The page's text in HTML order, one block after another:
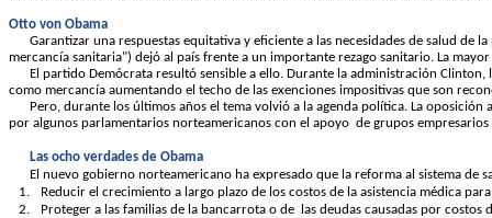
Otto von Obama
Garantizar una respuestas equitativa y eficiente a las necesidades de salud
mercancía sanitaria") dejó al país frente a un importante rezago sanitario. La
El partido Demócrata resultó sensible a ello. Durante la administración
como mercancía aumentando el techo de las exenciones impositivas que son
Pero, durante los últimos años el tema volvió a la agenda política. La
por algunos parlamentarios norteamericanos con el apoyo de grupos
Las ocho verdades de Obama
El nuevo gobierno norteamericano ha expresado que la reforma al sistema de
1.
Reducir el crecimiento a largo plazo de los costos de la asistencia médica
2.
Proteger a las familias de la bancarrota o de
las deudas causadas por costos